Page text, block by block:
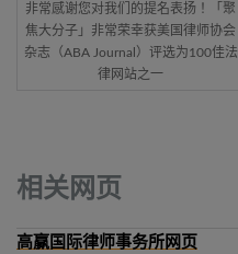
非常感谢您对我们的提名表扬！「聚
焦大分子」非常荣幸获美国律师协会
杂志（ABA Journal）评选为100佳法
律网站之一
相关网页
高赢国际律师事务所网页